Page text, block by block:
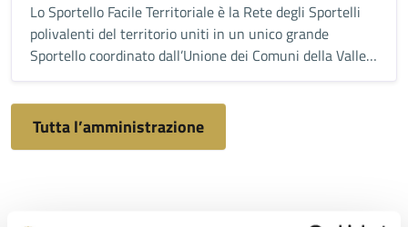
Lo Sportello Facile Territoriale è la Rete degli Sportelli
polivalenti del territorio uniti in un unico grande
Sportello coordinato dall’Unione dei Comuni della Valle
del Savio
Tutta l’amministrazione